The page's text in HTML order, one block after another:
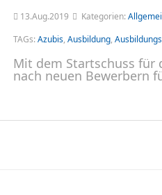
13.Aug.2019 Kategorien:
TAGs:Azubis, Ausbildung,
Mit dem Startschuss für
nach neuen Bewerbern